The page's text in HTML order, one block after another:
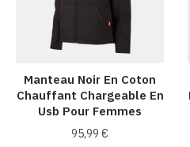
être
choisies
la
page
du
produit
Manteau Noir En Coton
Chauffant Chargeable En
Usb Pour Femmes
95,99€